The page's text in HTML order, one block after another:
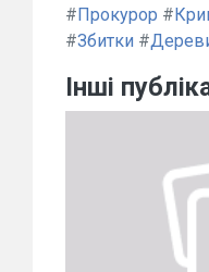
#Прокурор #
#Збитки #
Інші